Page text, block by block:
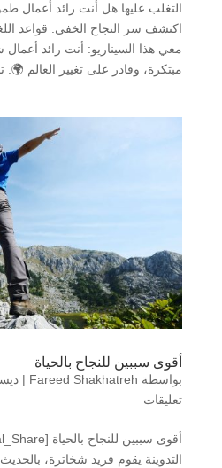
التغلب عليها هل أنت رائد أعمال
معي هذا السيناريو: أنت رائد
مبتكرة، وقادر على تغيير العالم
أقوى سببين للنجاح بالحياة
بواسطة Fareed Shakhatreh
| ديسمبر
تعليقات
التدوينة يقوم فريد شخاترة،